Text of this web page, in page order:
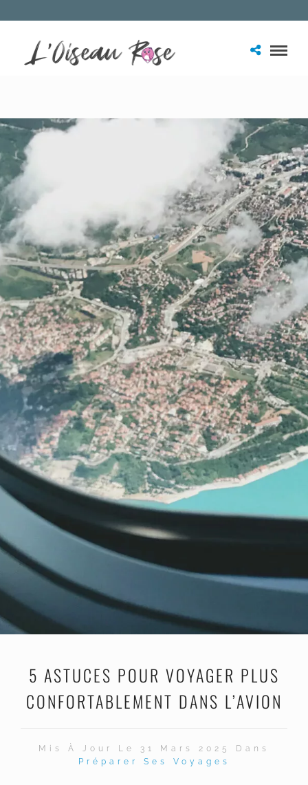
5 ASTUCES POUR VOYAGER PLUS
CONFORTABLEMENT DANS L’AVION
Mis À Jour Le 31 Mars 2025 Dans
Préparer Ses Voyages